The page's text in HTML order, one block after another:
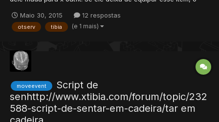
data/movements/scripts e crie um arquivo changeoutfit.lua,
coloque: local look = 3 -- Coloque o ID do outfit functi...
Maio 30, 2015 12 respostas
otserv tibia (e 1 mais)
moveevent
Script de
senhttp://www.xtibia.com/forum/topic/232
588-script-de-sentar-em-cadeira/tar em